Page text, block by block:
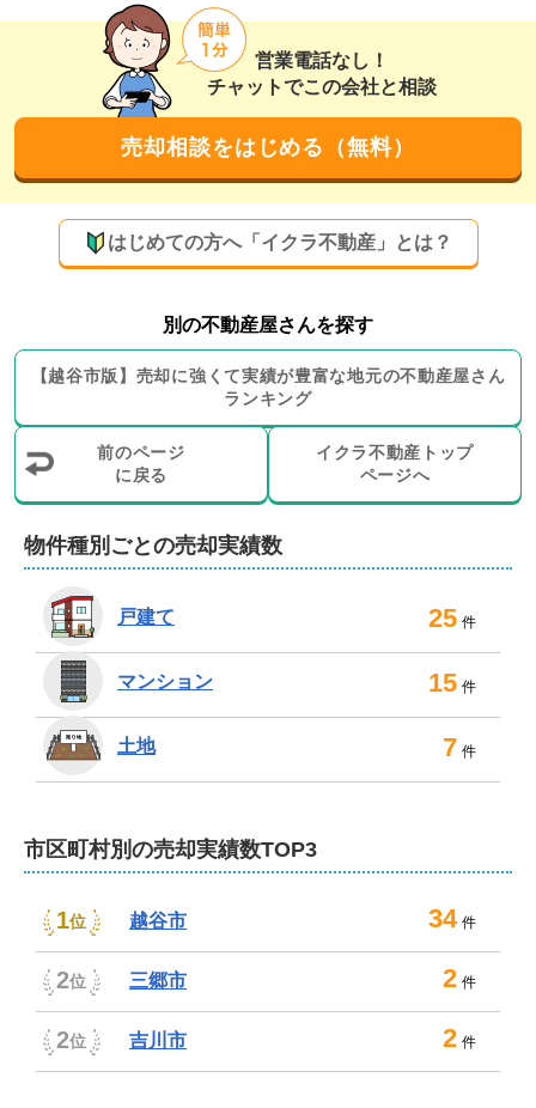
営業電話なし！
チャットでこの会社と相談
売却相談をはじめる（無料）
はじめての方へ「イクラ不動産」とは？
別の不動産屋さんを探す
【越谷市版】 売却に強くて実績が豊富な地元の不動産屋さん
ランキング
前のページ
に戻る
イクラ不動産トップ
ページへ
物件種別ごとの売却実績数
戸建て 25 件
マンション 15 件
土地 7 件
市区町村別の売却実績数TOP3
1位 越谷市 34 件
2位 三郷市 2 件
2位 吉川市 2 件